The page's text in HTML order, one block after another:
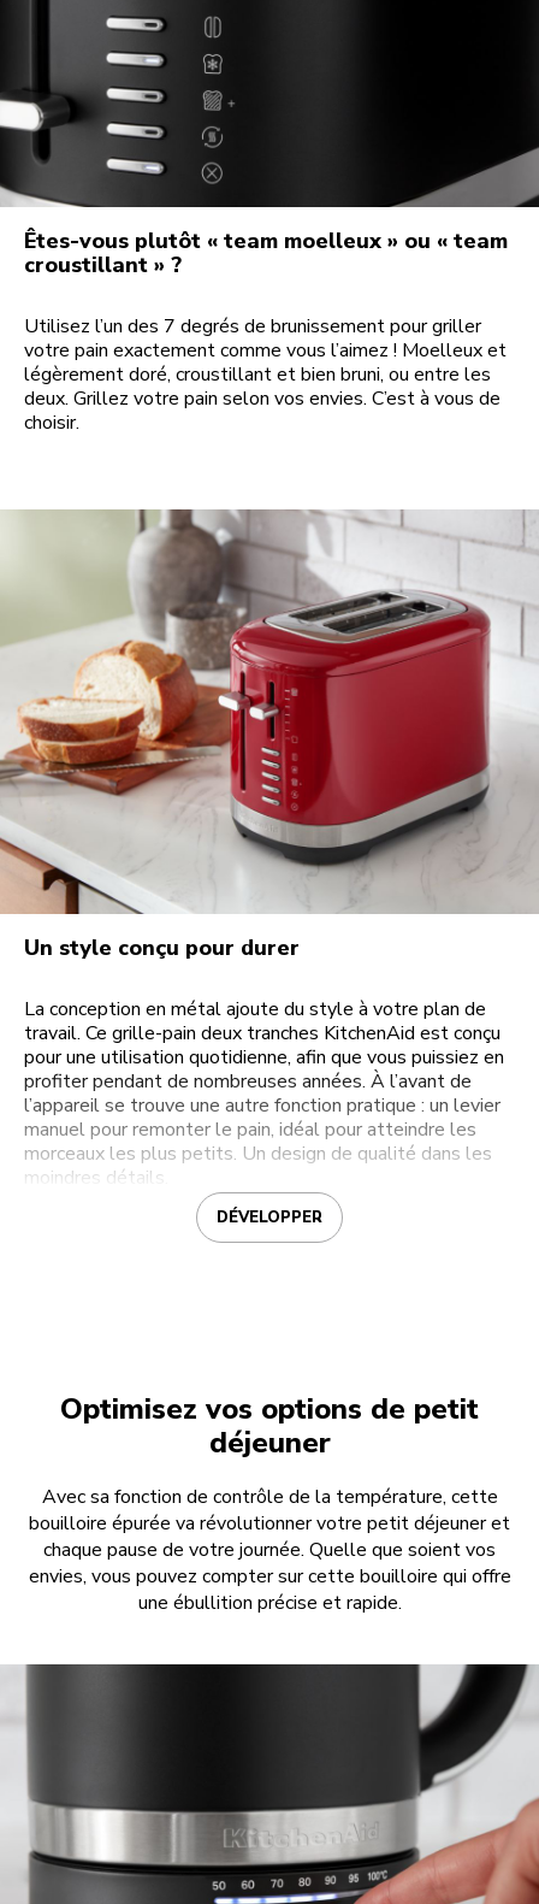
Êtes-vous plutôt « team moelleux » ou « team
croustillant » ?
Utilisez l’un des 7 degrés de brunissement pour griller
votre pain exactement comme vous l’aimez ! Moelleux et
légèrement doré, croustillant et bien bruni, ou entre les
deux. Grillez votre pain selon vos envies. C’est à vous de
choisir.
Un style conçu pour durer
La conception en métal ajoute du style à votre plan de
travail. Ce grille-pain deux tranches KitchenAid est conçu
pour une utilisation quotidienne, afin que vous puissiez en
profiter pendant de nombreuses années. À l’avant de
l’appareil se trouve une autre fonction pratique : un levier
manuel pour remonter le pain, idéal pour atteindre les
morceaux les plus petits. Un design de qualité dans les
moindres détails.
DÉVELOPPER
Optimisez vos options de petit
déjeuner
Avec sa fonction de contrôle de la température, cette
bouilloire épurée va révolutionner votre petit déjeuner et
chaque pause de votre journée. Quelle que soient vos
envies, vous pouvez compter sur cette bouilloire qui offre
une ébullition précise et rapide.